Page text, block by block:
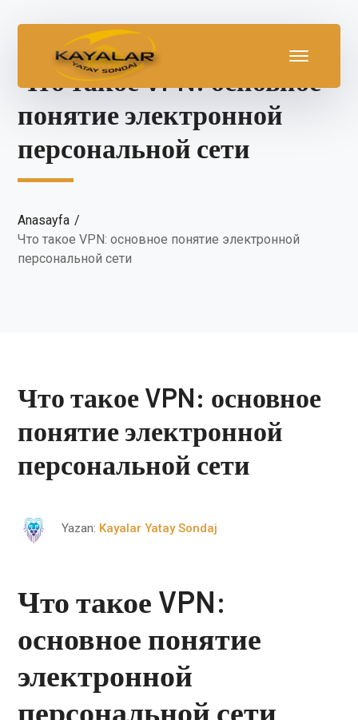
Что такое VPN: основное
понятие электронной
персональной сети
Anasayfa
Что такое VPN: основное понятие электронной
персональной сети
Что такое VPN: основное
понятие электронной
персональной сети
Yazan: Kayalar Yatay Sondaj
Что такое VPN:
основное понятие
электронной
персональной сети